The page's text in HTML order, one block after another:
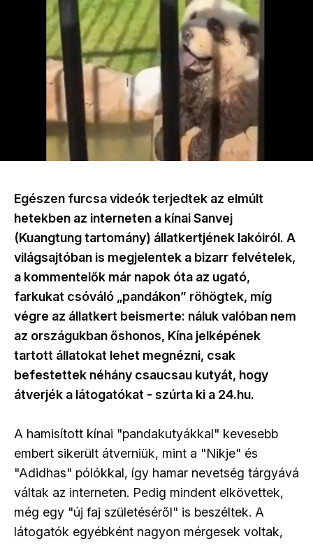
Egészen furcsa videók terjedtek az elmúlt
hetekben az interneten a kínai Sanvej
(Kuangtung tartomány) állatkertjének lakóiról. A
világsajtóban is megjelentek a bizarr felvételek,
a kommentelők már napok óta az ugató,
farkukat csóváló „pandákon” röhögtek, míg
végre az állatkert beismerte: náluk valóban nem
az országukban őshonos, Kína jelképének
tartott állatokat lehet megnézni, csak
befestettek néhány csaucsau kutyát, hogy
átverjék a látogatókat - szúrta ki a 24.hu.
A hamisított kínai "pandakutyákkal" kevesebb
embert sikerült átverniük, mint a "Nikje" és
"Adidhas" pólókkal, így hamar nevetség tárgyává
váltak az interneten. Pedig mindent elkövettek,
még egy "új faj születéséről" is beszéltek. A
látogatók egyébként nagyon mérgesek voltak,